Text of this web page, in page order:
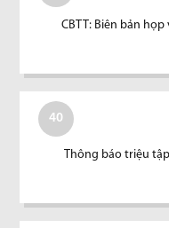
CBTT: Biên bản
40
Thông báo triệu